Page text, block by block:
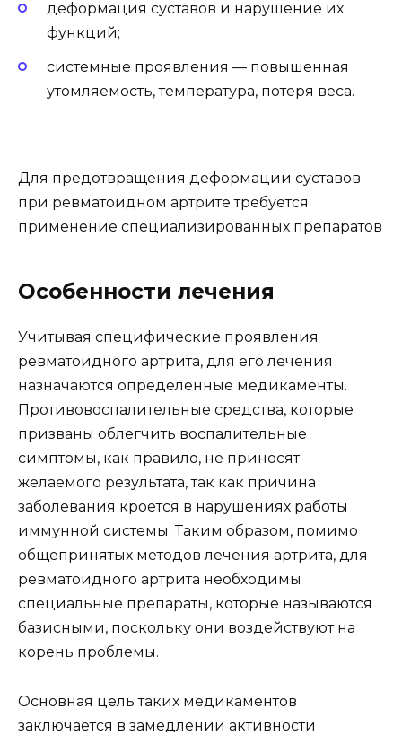
деформация суставов и нарушение их
функций;
системные проявления — повышенная
утомляемость, температура, потеря веса.
Для предотвращения деформации суставов
при ревматоидном артрите требуется
применение специализированных препаратов
Особенности лечения
Учитывая специфические проявления
ревматоидного артрита, для его лечения
назначаются определенные медикаменты.
Противовоспалительные средства, которые
призваны облегчить воспалительные
симптомы, как правило, не приносят
желаемого результата, так как причина
заболевания кроется в нарушениях работы
иммунной системы. Таким образом, помимо
общепринятых методов лечения артрита, для
ревматоидного артрита необходимы
специальные препараты, которые называются
базисными, поскольку они воздействуют на
корень проблемы.
Основная цель таких медикаментов
заключается в замедлении активности